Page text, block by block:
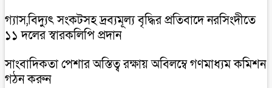
গ্যাস,বিদ্যুৎ সংকটসহ দ্রব্যমূল্য বৃদ্ধির প্রতিবাদে নরসিংদীতে
১১ দলের স্বারকলিপি প্রদান
সাংবাদিকতা পেশার অস্তিত্ব রক্ষায় অবিলম্বে গণমাধ্যম কমিশন
গঠন করুন